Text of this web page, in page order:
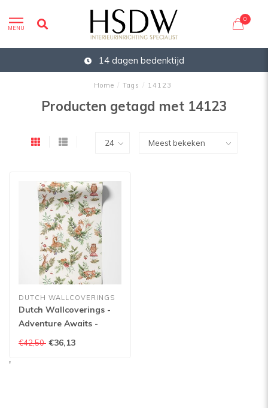
MENU
0
14 dagen bedenktijd
Home / Tags / 14123
Producten getagd met 14123
DUTCH WALLCOVERINGS
Dutch Wallcoverings -
Adventure Awaits -
Forest Friends
€42,50 €36,13
'